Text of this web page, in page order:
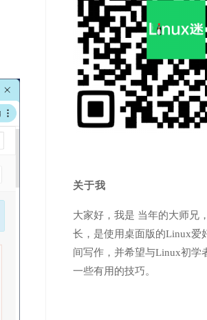
关于我
大家好，我是 当年的大师兄
长，是使用桌面版的Linux爱
间写作，并希望与Linux初学
一些有用的技巧。